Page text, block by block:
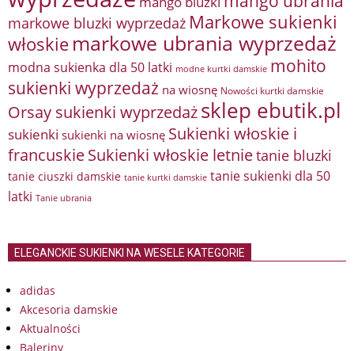
markowe bluzki wyprzedaż Markowe sukienki
włoskie markowe ubrania wyprzedaż
modna sukienka dla 50 latki modne kurtki damskie mohito
sukienki wyprzedaż na wiosnę Nowości kurtki damskie
Orsay sukienki wyprzedażsklep ebutik.pl
sukienki sukienki na wiosnę Sukienki włoskie i
francuskieSukienki włoskie letnietanie bluzki
tanie ciuszki damskie tanie kurtki damskie tanie sukienki dla 50
latki Tanie ubrania
ELEGANCKIE SUKIENKI NA WESELE KATEGORIE
adidas
Akcesoria damskie
Aktualności
Baleriny